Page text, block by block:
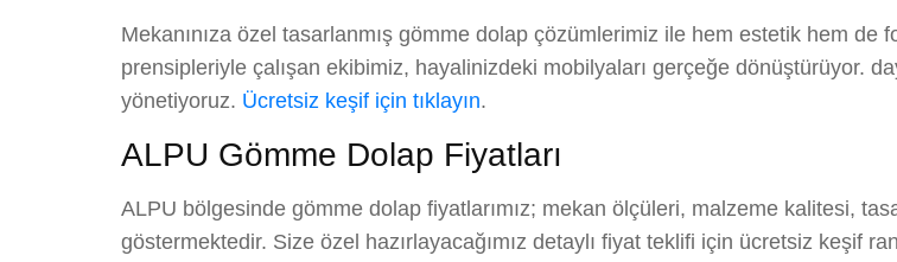
Mekanınıza özel tasarlanmış gömme dolap çözümlerimiz ile hem estetik hem
prensipleriyle çalışan ekibimiz, hayalinizdeki mobilyaları gerçeğe dönüştürüyor.
yönetiyoruz. Ücretsiz keşif için tıklayın.
ALPU Gömme Dolap Fiyatları
ALPU bölgesinde gömme dolap fiyatlarımız; mekan ölçüleri, malzeme kalitesi,
göstermektedir. Size özel hazırlayacağımız detaylı fiyat teklifi için ücretsiz keşif